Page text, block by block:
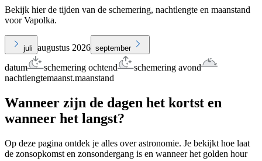
Bekijk hier de tijden van de schemering, nachtlengte en maanstand
voor Vapolka.
juli augustus 2026 september
datum schemering ochtend
schemering avond
nachtlengtemaanst.maanstand
Wanneer zijn de dagen het kortst en
wanneer het langst?
Op deze pagina ontdek je alles over astronomie. Je bekijkt hoe laat
de zonsopkomst en zonsondergang is en wanneer het golden hour